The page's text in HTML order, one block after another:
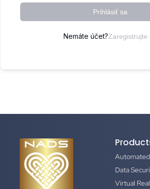
Prihlásiť sa
Nemáte účet?Zaregistrujte
Data
Virtual